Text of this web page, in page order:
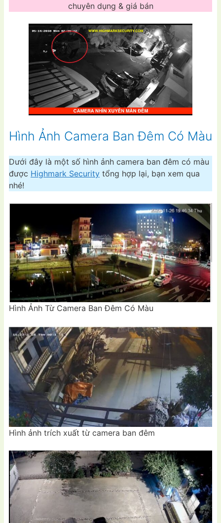
chuyên dụng & giá bán
Hình Ảnh Camera Ban Đêm Có Màu
Dưới đây là một số hình ảnh camera ban đêm có màu
được Highmark Security tổng hợp lại, bạn xem qua
nhé!
Hình Ảnh Từ Camera Ban Đêm Có Màu
Hình ảnh trích xuất từ camera ban đêm